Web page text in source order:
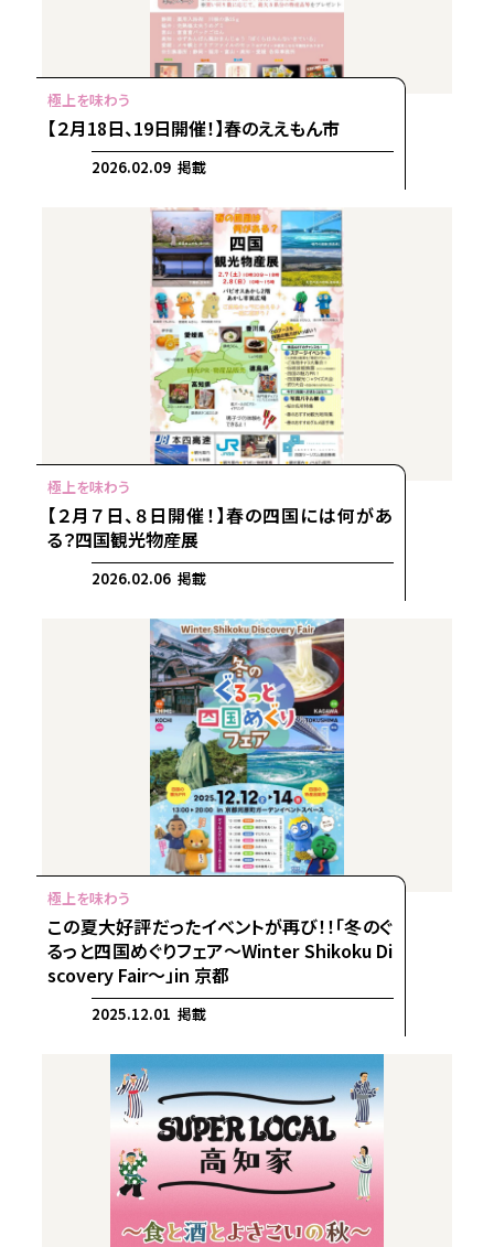
【２月18日、19日開催！】春のええもん市
2026.02.09 掲載
【２月７日、８日開催！】春の四国には何があ
る？四国観光物産展
2026.02.06 掲載
この夏大好評だったイベントが再び！！「冬のぐ
るっと四国めぐりフェア～Winter Shikoku Di
scovery Fair～」in 京都
2025.12.01 掲載